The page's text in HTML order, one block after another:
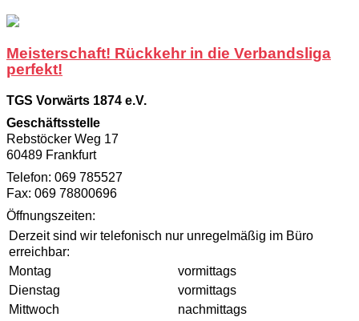
Meisterschaft! Rückkehr in die Verbandsliga
perfekt!
TGS Vorwärts 1874 e.V.
Geschäftsstelle
Rebstöcker Weg 17
60489 Frankfurt
Telefon: 069 785527
Fax: 069 78800696
Öffnungszeiten:
Derzeit sind wir telefonisch nur unregelmäßig im Büro
erreichbar:
Montag
vormittags
Dienstag
vormittags
Mittwoch
nachmittags